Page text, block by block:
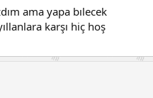
ama yapa bılecek
karşı hiç hoş